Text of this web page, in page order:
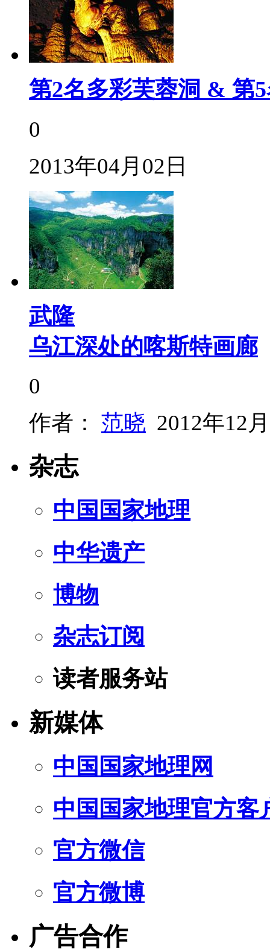
第2名多彩芙蓉洞 & 第
0
2013年04月02日
武隆
乌江深处的喀斯特画廊
0
作者： 范晓 2012年12
杂志
中国国家地理
中华遗产
博物
杂志订阅
读者服务站
新媒体
中国国家地理网
中国国家地理官方客
官方微信
官方微博
广告合作